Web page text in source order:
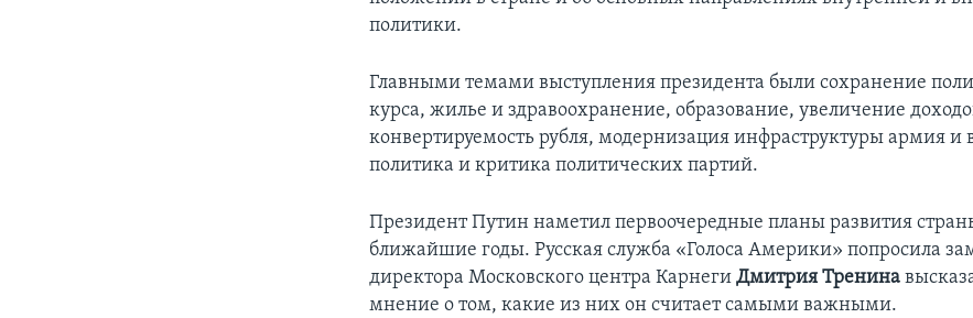
политики.
Главными темами выступления президента были сохранение
курса, жилье и здравоохранение, образование, увеличение
конвертируемость рубля, модернизация инфраструктуры армия и
политика и критика политических партий.
Президент Путин наметил первоочередные планы развития
ближайшие годы. Русская служба «Голоса Америки» попросила
директора Московского центра КарнегиДмитрия Тренина
мнение о том, какие из них он считает самыми важными.